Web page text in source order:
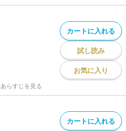
カートに入れる
試し読み
お気に入り
あらすじを見る
カートに入れる